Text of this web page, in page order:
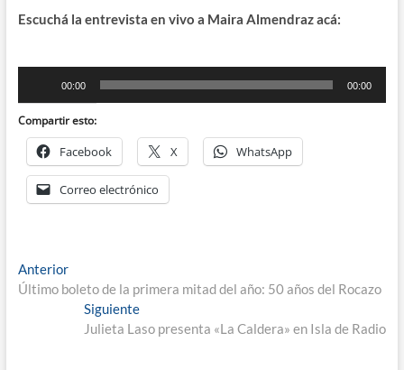
Escuchá la entrevista en vivo a Maira Almendraz acá:
audio
00:00 00:00
Compartir esto:
Facebook X WhatsApp
Correo electrónico
Navegación
de
entradas
AnteriorEntrada
anterior:
Último boleto de la primera mitad del año: 50 años del Rocazo
SiguienteEntrada
siguiente:
Julieta Laso presenta «La Caldera» en Isla de Radio